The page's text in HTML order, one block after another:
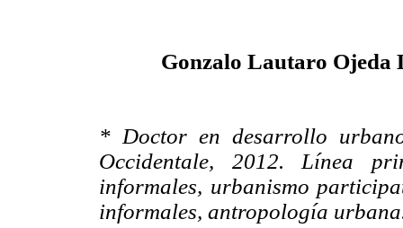
Gonzalo Lautaro Ojeda
* Doctor en desarrollo
Occidentale, 2012. Línea
informales, urbanismo
informales, antropología